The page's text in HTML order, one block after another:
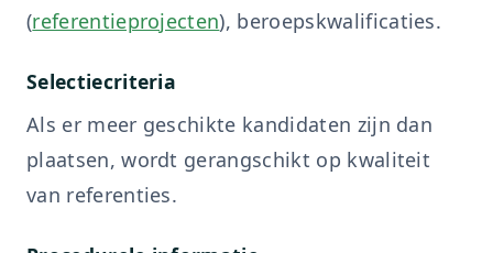
(referentieprojecten), beroepskwalificaties.
Selectiecriteria
Als er meer geschikte kandidaten zijn dan
plaatsen, wordt gerangschikt op kwaliteit
van referenties.